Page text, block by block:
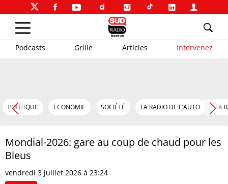
Podcasts Grille Articles Intervenez
POLITIQUE ECONOMIE SOCIÉTÉ LA RADIO DE L'AUTO LA
Mondial-2026: gare au coup de chaud pour les
Bleus
vendredi 3 juillet 2026 à 23:24